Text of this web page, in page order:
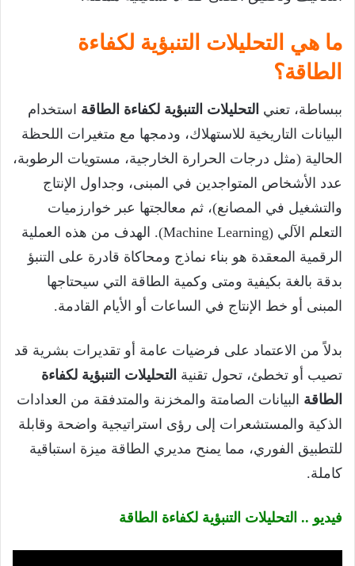
ما هي التحليلات التنبؤية لكفاءة
الطاقة؟
ببساطة، تعني التحليلات التنبؤية لكفاءة الطاقة استخدام
البيانات التاريخية للاستهلاك، ودمجها مع متغيرات اللحظة
الحالية (مثل درجات الحرارة الخارجية، مستويات الرطوبة،
عدد الأشخاص المتواجدين في المبنى، وجداول الإنتاج
والتشغيل في المصانع)، ثم معالجتها عبر خوارزميات
التعلم الآلي (Machine Learning). الهدف من هذه العملية
الرقمية المعقدة هو بناء نماذج ومحاكاة قادرة على التنبؤ
بدقة بالغة بكيفية ومتى وكمية الطاقة التي سيحتاجها
المبنى أو خط الإنتاج في الساعات أو الأيام القادمة.
بدلاً من الاعتماد على فرضيات عامة أو تقديرات بشرية قد
تصيب أو تخطئ، تحول تقنية التحليلات التنبؤية لكفاءة
الطاقة البيانات الصامتة والمخزنة والمتدفقة من العدادات
الذكية والمستشعرات إلى رؤى استراتيجية واضحة وقابلة
للتطبيق الفوري، مما يمنح مديري الطاقة ميزة استباقية
كاملة.
فيديو .. التحليلات التنبؤية لكفاءة الطاقة